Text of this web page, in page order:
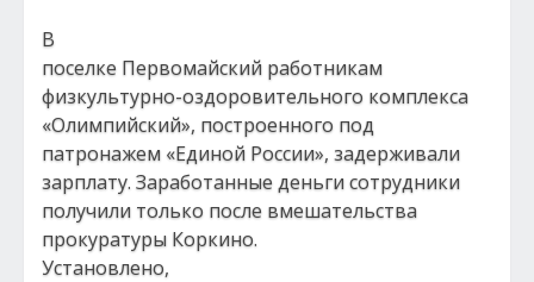
В
поселке Первомайский работникам
физкультурно-оздоровительного комплекса
«Олимпийский», построенного под
патронажем «Единой России», задерживали
зарплату. Заработанные деньги сотрудники
получили только после вмешательства
прокуратуры Коркино.
Установлено,